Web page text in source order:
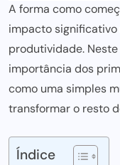
A forma como
impacto
produtividade.
importância dos
como uma simples
transformar o resto
Índice